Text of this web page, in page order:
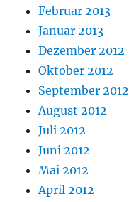
Februar 2013
Januar 2013
Dezember 2012
Oktober 2012
September 2012
August 2012
Juli 2012
Juni 2012
Mai 2012
April 2012